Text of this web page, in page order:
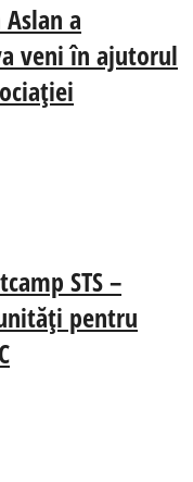
a
veni în ajutorul
STS –
pentru